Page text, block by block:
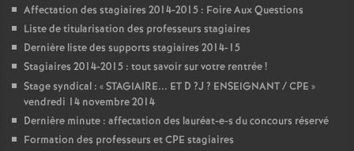
Affectation des stagiaires 2014-2015 : Foire Aux Questions
Liste de titularisation des professeurs stagiaires
Dernière liste des supports stagiaires 2014-15
Stagiaires 2014-2015 : tout savoir sur votre rentrée!
Stage syndical : «STAGIAIRE... ET D ?J ? ENSEIGNANT/CPE »
vendredi 14 novembre 2014
Dernière minute : affectation des lauréat-e-s du concours réservé
Formation des professeurs etCPE stagiaires